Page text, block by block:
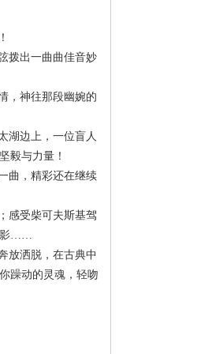
拨出一曲曲佳音妙
，神往那段幽婉的
湖边上，一位盲人
毅与力量！
曲，精彩还在继续
感受柴可夫斯基驾
影……
放洒脱，在古典中
躁动的灵魂，轻吻